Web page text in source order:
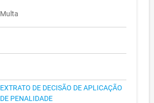
Multa
EXTRATO DE DECISÃO DE APLICAÇÃO
DE PENALIDADE